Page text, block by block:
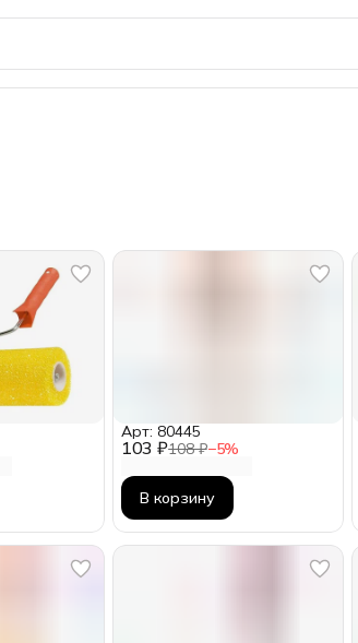
103 ₽108 ₽−5%
Арт: 80445
В корзину